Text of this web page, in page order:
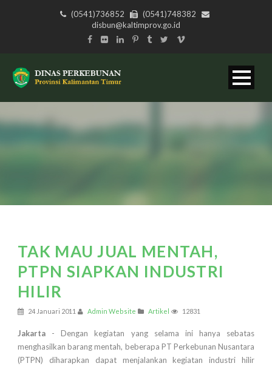
(0541)736852
(0541)748382
disbun@kaltimprov.go.id
TAK MAU JUAL MENTAH,
PTPN SIAPKAN INDUSTRI
HILIR
24 Januari 2011 Admin Website Artikel 12831
Jakarta - Dengan kegiatan yang selama ini hanya sebatas
menghasilkan barang mentah, beberapa PT Perkebunan Nusantara
(PTPN) diharapkan dapat menjalankan kegiatan industri hilir